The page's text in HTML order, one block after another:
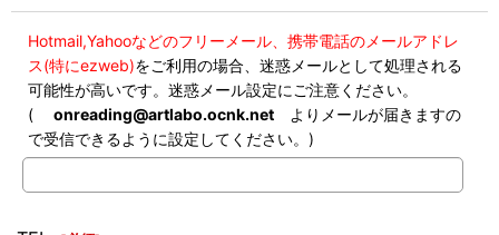
Hotmail,Yahooなどのフリーメール、携帯電話のメールアドレ
ス(特にezweb)をご利用の場合、迷惑メールとして処理される
可能性が高いです。迷惑メール設定にご注意ください。
( onreading@artlabo.ocnk.net よりメールが届きますの
で受信できるように設定してください。)